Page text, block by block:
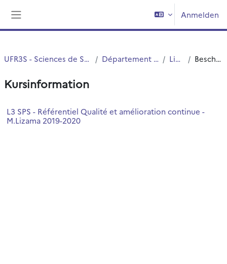
Anmelden
UFR3S - Sciences de Santé et du Sport Département UFR3S - ILIS Licence Beschreibung
Kursinformation
L3 SPS - Référentiel Qualité et amélioration continue -
M.Lizama 2019-2020